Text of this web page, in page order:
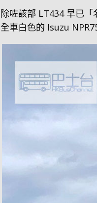
除咗該部 LT434 早已「
全車白色的 Isuzu